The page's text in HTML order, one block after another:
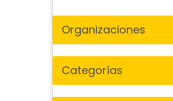
Organizaciones
Categorías